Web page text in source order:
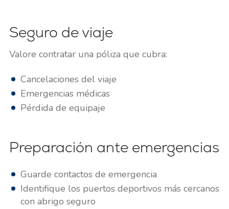
Seguro de viaje
Valore contratar una póliza que cubra:
Cancelaciones del viaje
Emergencias médicas
Pérdida de equipaje
Preparación ante emergencias
Guarde contactos de emergencia
Identifique los puertos deportivos más cercanos
con abrigo seguro